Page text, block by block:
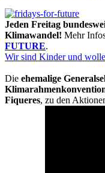
Jeden Freitag
Klimawandel! Mehr
FUTURE.
Wir sind Kinder und
Die ehemalige
Fiqueres, zu den